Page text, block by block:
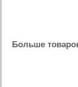
Больше